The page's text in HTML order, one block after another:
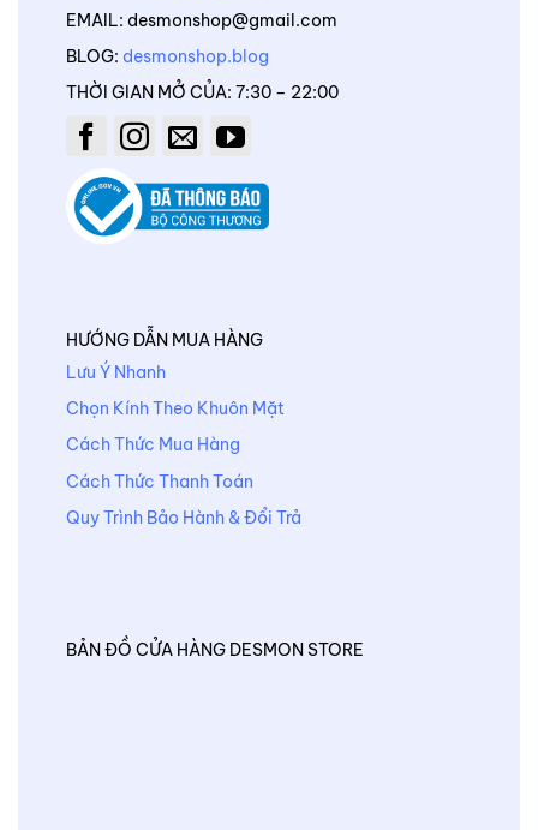
EMAIL: desmonshop@gmail.com
BLOG: desmonshop.blog
THỜI GIAN MỞ CỦA: 7:30 – 22:00
HƯỚNG DẪN MUA HÀNG
Lưu Ý Nhanh
Chọn Kính Theo Khuôn Mặt
Cách Thức Mua Hàng
Cách Thức Thanh Toán
Quy Trình Bảo Hành & Đổi Trả
BẢN ĐỒ CỬA HÀNG DESMON STORE